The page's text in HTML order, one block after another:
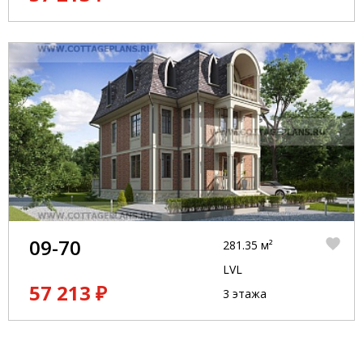
09-70
57 213 ₽
281.35 м²
LVL
3 этажа